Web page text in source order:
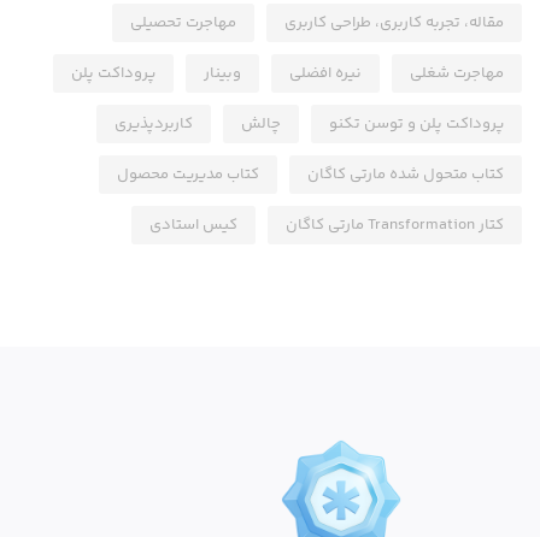
مقاله، تجربه کاربری، طراحی کاربری مهاجرت تحصیلی
مهاجرت شغلی نیره افضلی وبینار پروداکت پلن
پروداکت پلن و توسن تکنو چالش کاربردپذیری
کتاب متحول شده مارتی کاگان کتاب مدیریت محصول
کتار Transformation مارتی کاگان کیس استادی